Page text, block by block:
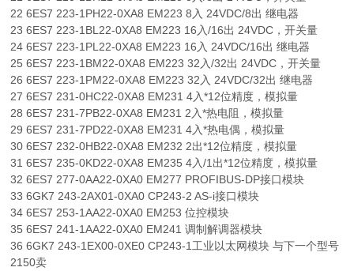
22 6ES7 223-1PH22-0XA8 EM223 8入 24VDC/8出 继电器
23 6ES7 223-1BL22-0XA8 EM223 16入/16出 24VDC，开关量
24 6ES7 223-1PL22-0XA8 EM223 16入 24VDC/16出 继电器
25 6ES7 223-1BM22-0XA8 EM223 32入/32出 24VDC，开关量
26 6ES7 223-1PM22-0XA8 EM223 32入 24VDC/32出 继电器
27 6ES7 231-0HC22-0XA8 EM231 4入*12位精度，模拟量
28 6ES7 231-7PB22-0XA8 EM231 2入*热电阻，模拟量
29 6ES7 231-7PD22-0XA8 EM231 4入*热电偶，模拟量
30 6ES7 232-0HB22-0XA8 EM232 2出*12位精度，模拟量
31 6ES7 235-0KD22-0XA8 EM235 4入/1出*12位精度，模拟量
32 6ES7 277-0AA22-0XA0 EM277 PROFIBUS-DP接口模块
33 6GK7 243-2AX01-0XA0 CP243-2 AS-i接口模块
34 6ES7 253-1AA22-0XA0 EM253 位控模块
35 6ES7 241-1AA22-0XA0 EM241 调制解调器模块
36 6GK7 243-1EX00-0XE0 CP243-1工业以太网模块 与下一个型号
2150卖